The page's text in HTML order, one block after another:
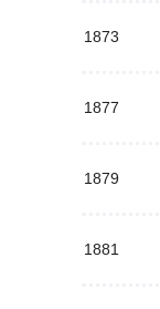
1873
1877
1879
1881